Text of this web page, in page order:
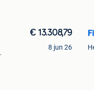
€ 13.308,79
8 jun 26